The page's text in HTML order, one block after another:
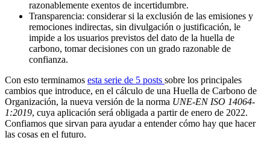
razonablemente exentos de incertidumbre.
Transparencia: considerar si la exclusión de las emisiones y
remociones indirectas, sin divulgación o justificación, le
impide a los usuarios previstos del dato de la huella de
carbono, tomar decisiones con un grado razonable de
confianza.
Con esto terminamos esta serie de 5 posts sobre los principales
cambios que introduce, en el cálculo de una Huella de Carbono de
Organización, la nueva versión de la norma UNE-EN ISO 14064-
1:2019, cuya aplicación será obligada a partir de enero de 2022.
Confiamos que sirvan para ayudar a entender cómo hay que hacer
las cosas en el futuro.